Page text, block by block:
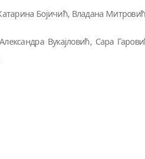
Бојичић, Владана Митровић
Вукајловић, Сара